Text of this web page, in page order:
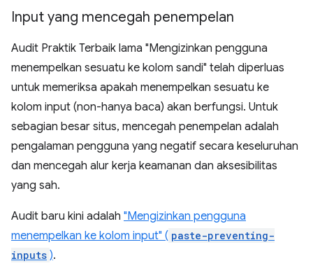
Input yang mencegah penempelan
Audit Praktik Terbaik lama "Mengizinkan pengguna
menempelkan sesuatu ke kolom sandi" telah diperluas
untuk memeriksa apakah menempelkan sesuatu ke
kolom input (non-hanya baca) akan berfungsi. Untuk
sebagian besar situs, mencegah penempelan adalah
pengalaman pengguna yang negatif secara keseluruhan
dan mencegah alur kerja keamanan dan aksesibilitas
yang sah.
Audit baru kini adalah "Mengizinkan pengguna
menempelkan ke kolom input" ( paste-preventing-
inputs ).